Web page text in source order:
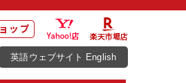
英語ウェブサイト English